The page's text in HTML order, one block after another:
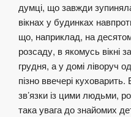
думці, що завжди
вікнах у будинках
що, наприклад, на
розсаду, в якомусь вікні
грудня, а у домі ліворуч
пізно ввечері
зв’язки із цими людьми,
така увага до знайомих